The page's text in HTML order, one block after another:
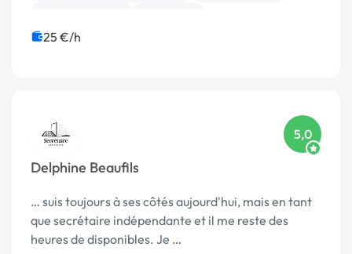
Prospection commerciale
25 €/h
Delphine Beaufils
5,0
… suis toujours à ses côtés aujourd'hui, mais en tant
que secrétaire indépendante et il me reste des
heures de disponibles. Je …